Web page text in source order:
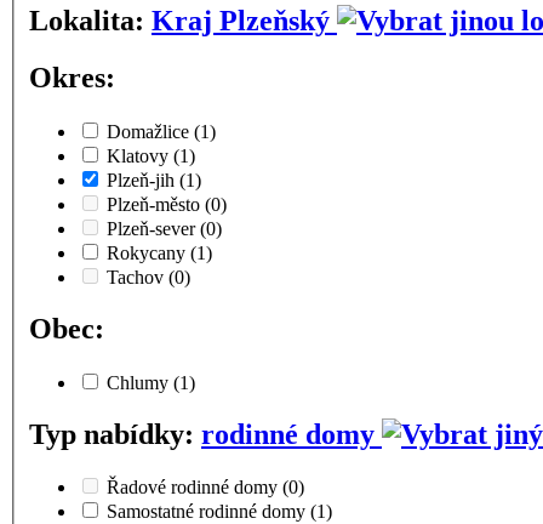
Lokalita:
Kraj Plzeňský
Okres:
Domažlice (1)
Klatovy (1)
Plzeň-jih (1)
Plzeň-město (0)
Plzeň-sever(0)
Rokycany (1)
Tachov (0)
Obec:
Chlumy (1)
Typ nabídky: rodinné domy
Řadové rodinné domy (0)
Samostatné rodinné domy (1)